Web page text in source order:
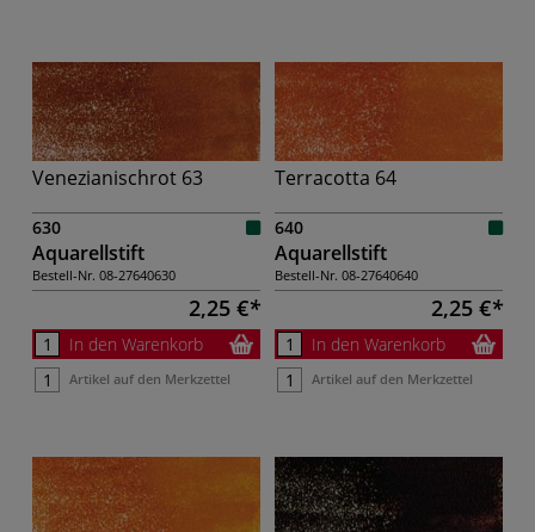
Venezianischrot 63
630
Aquarellstift
Bestell-Nr. 08-27640630
2,25 €
In den Warenkorb
Artikel auf den Merkzettel
Terracotta 64
640
Aquarellstift
Bestell-Nr. 08-27640640
2,25 €
In den Warenkorb
Artikel auf den Merkzettel